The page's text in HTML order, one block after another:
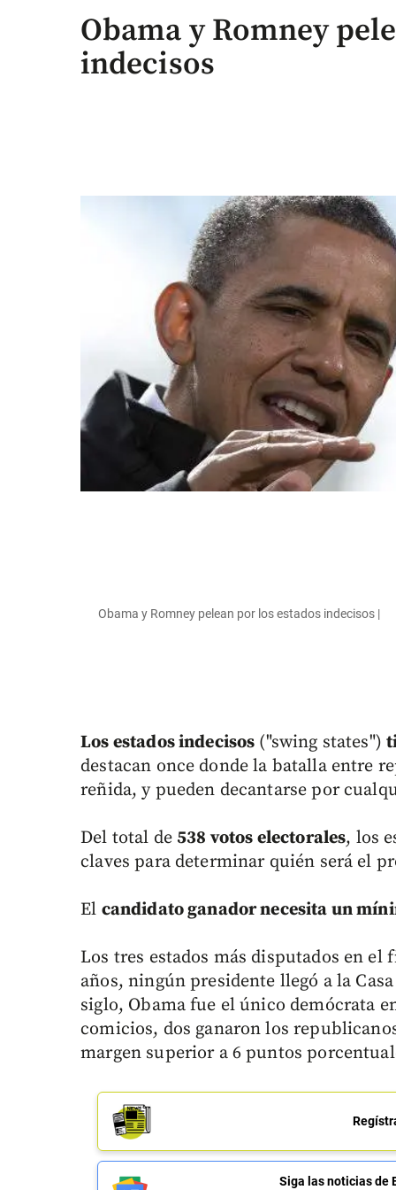
Obama y Romney
indecisos
Obama y Romney pelean por los estados indecisos |
Los estados indecisos ("swing states")
destacan once donde la batalla entre
reñida, y pueden decantarse por
Del total de 538 votos electorales, los
claves para determinar quién será el
El candidato ganador necesita un
Los tres estados más disputados en el
años, ningún presidente llegó a la
siglo, Obama fue el único demócrata
comicios, dos ganaron los
margen superior a 6 puntos
Siga las noticias de